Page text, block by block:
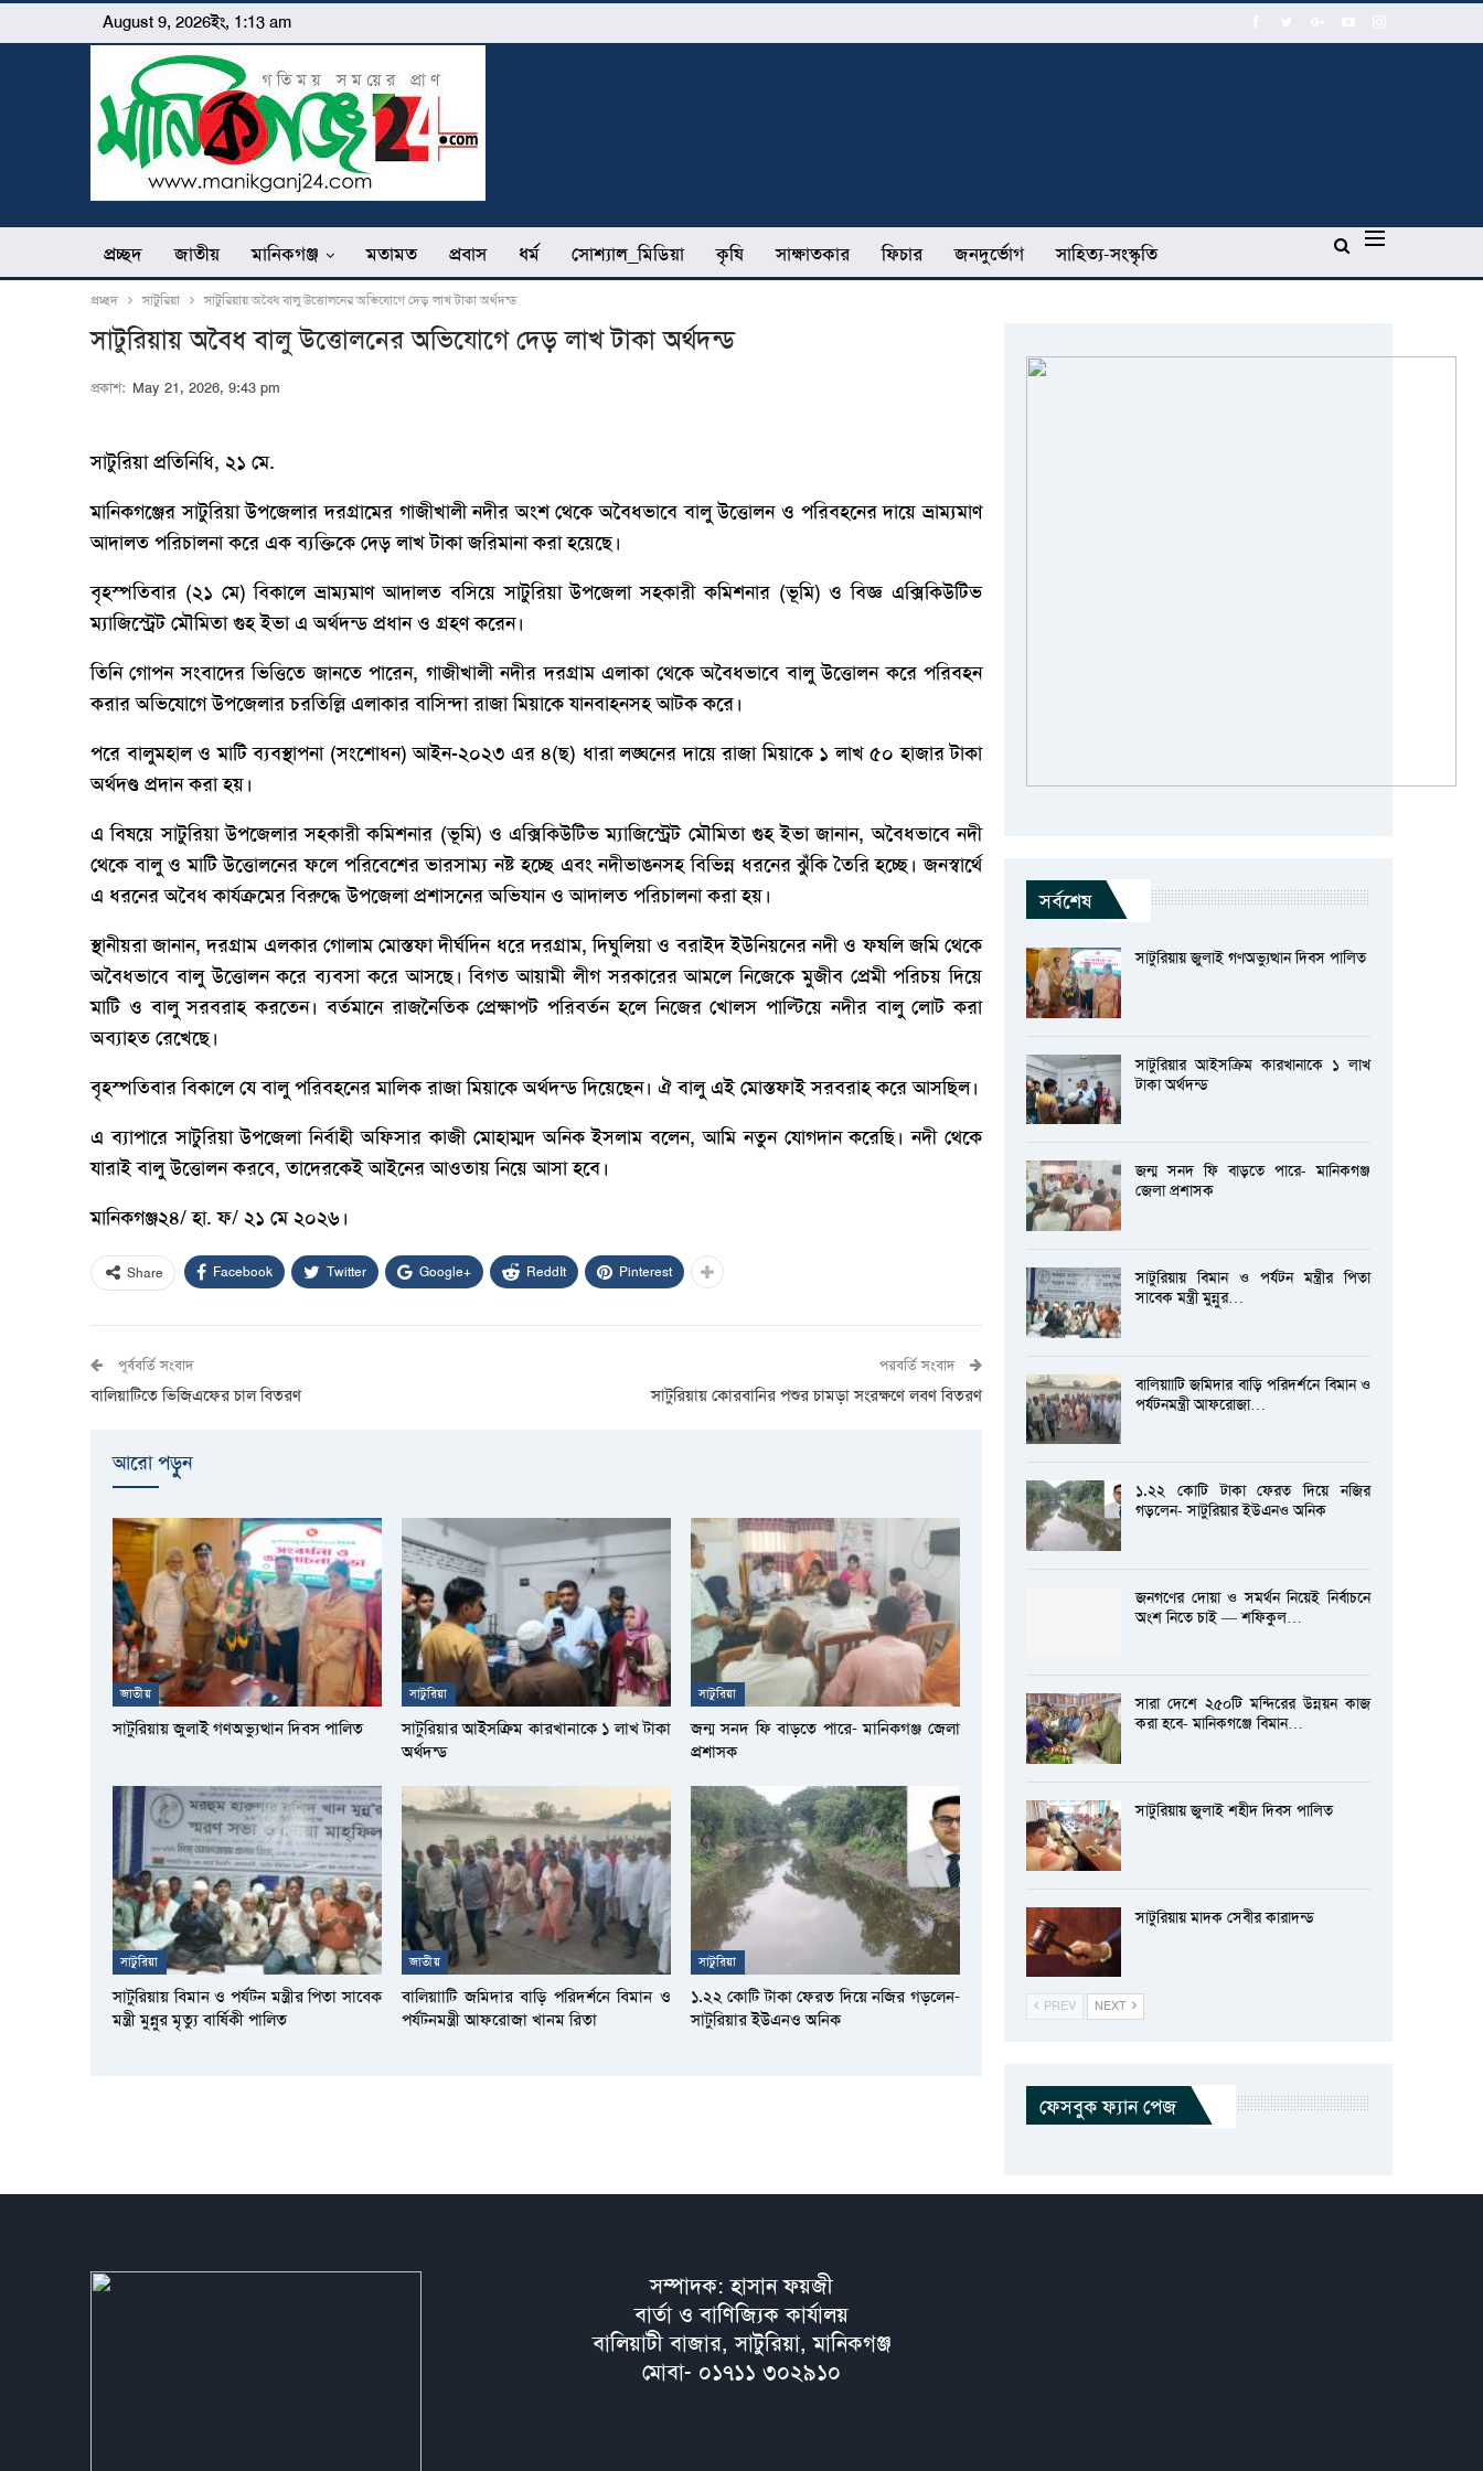
August 9, 2026ইং, 1:13 am
প্রচ্ছদ জাতীয় মানিকগঞ্জ মতামত প্রবাস ধর্ম সোশ্যাল_মিডিয়া কৃষি সাক্ষাতকার ফিচার জনদুর্ভোগ সাহিত্য-সংস্কৃতি
প্রচ্ছদ সাটুরিয়া সাটুরিয়ায় অবৈধ বালু উত্তোলনের অভিযোগে দেড় লাখ টাকা অর্থদন্ড
সাটুরিয়ায় অবৈধ বালু উত্তোলনের অভিযোগে দেড় লাখ টাকা অর্থদন্ড
প্রকাশ: May 21, 2026, 9:43 pm
সাটুরিয়া প্রতিনিধি, ২১ মে.
মানিকগঞ্জের সাটুরিয়া উপজেলার দরগ্রামের গাজীখালী নদীর অংশ থেকে অবৈধভাবে বালু উত্তোলন ও পরিবহনের দায়ে ভ্রাম্যমাণ
আদালত পরিচালনা করে এক ব্যক্তিকে দেড় লাখ টাকা জরিমানা করা হয়েছে।
বৃহস্পতিবার (২১ মে) বিকালে ভ্রাম্যমাণ আদালত বসিয়ে সাটুরিয়া উপজেলা সহকারী কমিশনার (ভূমি) ও বিজ্ঞ এক্সিকিউটিভ
ম্যাজিস্ট্রেট মৌমিতা গুহ ইভা এ অর্থদন্ড প্রধান ও গ্রহণ করেন।
তিনি গোপন সংবাদের ভিত্তিতে জানতে পারেন, গাজীখালী নদীর দরগ্রাম এলাকা থেকে অবৈধভাবে বালু উত্তোলন করে পরিবহন
করার অভিযোগে উপজেলার চরতিল্লি এলাকার বাসিন্দা রাজা মিয়াকে যানবাহনসহ আটক করে।
পরে বালুমহাল ও মাটি ব্যবস্থাপনা (সংশোধন) আইন-২০২৩ এর ৪(ছ) ধারা লঙ্ঘনের দায়ে রাজা মিয়াকে ১ লাখ ৫০ হাজার টাকা
অর্থদণ্ড প্রদান করা হয়।
এ বিষয়ে সাটুরিয়া উপজেলার সহকারী কমিশনার (ভূমি) ও এক্সিকিউটিভ ম্যাজিস্ট্রেট মৌমিতা গুহ ইভা জানান, অবৈধভাবে নদী
থেকে বালু ও মাটি উত্তোলনের ফলে পরিবেশের ভারসাম্য নষ্ট হচ্ছে এবং নদীভাঙনসহ বিভিন্ন ধরনের ঝুঁকি তৈরি হচ্ছে। জনস্বার্থে
এ ধরনের অবৈধ কার্যক্রমের বিরুদ্ধে উপজেলা প্রশাসনের অভিযান ও আদালত পরিচালনা করা হয়।
স্থানীয়রা জানান, দরগ্রাম এলকার গোলাম মোস্তফা দীর্ঘদিন ধরে দরগ্রাম, দিঘুলিয়া ও বরাইদ ইউনিয়নের নদী ও ফষলি জমি থেকে
অবৈধভাবে বালু উত্তোলন করে ব্যবসা করে আসছে। বিগত আয়ামী লীগ সরকারের আমলে নিজেকে মুজীব প্রেমী পরিচয় দিয়ে
মাটি ও বালু সরবরাহ করতেন। বর্তমানে রাজনৈতিক প্রেক্ষাপট পরিবর্তন হলে নিজের খোলস পাল্টিয়ে নদীর বালু লোট করা
অব্যাহত রেখেছে।
বৃহস্পতিবার বিকালে যে বালু পরিবহনের মালিক রাজা মিয়াকে অর্থদন্ড দিয়েছেন। ঐ বালু এই মোস্তফাই সরবরাহ করে আসছিল।
এ ব্যাপারে সাটুরিয়া উপজেলা নির্বাহী অফিসার কাজী মোহাম্মদ অনিক ইসলাম বলেন, আমি নতুন যোগদান করেছি। নদী থেকে
যারাই বালু উত্তোলন করবে, তাদেরকেই আইনের আওতায় নিয়ে আসা হবে।
মানিকগঞ্জ২৪/ হা. ফ/ ২১ মে ২০২৬।
Share Facebook Twitter Google+ ReddIt Pinterest
পূর্ববর্তি সংবাদ
বালিয়াটিতে ভিজিএফের চাল বিতরণ
পরবর্তি সংবাদ
সাটুরিয়ায় কোরবানির পশুর চামড়া সংরক্ষণে লবণ বিতরণ
আরো পড়ুুন
জাতীয়
সাটুরিয়ায় জুলাই গণঅভ্যুত্থান দিবস পালিত
সাটুরিয়া
সাটুরিয়ার আইসক্রিম কারখানাকে ১ লাখ টাকা
অর্থদন্ড
সাটুরিয়া
জন্ম সনদ ফি বাড়তে পারে- মানিকগঞ্জ জেলা
প্রশাসক
সাটুরিয়া
সাটুরিয়ায় বিমান ও পর্যটন মন্ত্রীর পিতা সাবেক
মন্ত্রী মুন্নুর মৃত্যু বার্ষিকী পালিত
জাতীয়
বালিয়াাটি জমিদার বাড়ি পরিদর্শনে বিমান ও
পর্যটনমন্ত্রী আফরোজা খানম রিতা
সাটুরিয়া
১.২২ কোটি টাকা ফেরত দিয়ে নজির গড়লেন-
সাটুরিয়ার ইউএনও অনিক
সর্বশেষ
সাটুরিয়ায় জুলাই গণঅভ্যুত্থান দিবস পালিত
সাটুরিয়ার আইসক্রিম কারখানাকে ১ লাখ
টাকা অর্থদন্ড
জন্ম সনদ ফি বাড়তে পারে- মানিকগঞ্জ
জেলা প্রশাসক
সাটুরিয়ায় বিমান ও পর্যটন মন্ত্রীর পিতা
সাবেক মন্ত্রী মুন্নুর…
বালিয়াাটি জমিদার বাড়ি পরিদর্শনে বিমান ও
পর্যটনমন্ত্রী আফরোজা…
১.২২ কোটি টাকা ফেরত দিয়ে নজির
গড়লেন- সাটুরিয়ার ইউএনও অনিক
জনগণের দোয়া ও সমর্থন নিয়েই নির্বাচনে
অংশ নিতে চাই — শফিকুল…
সারা দেশে ২৫০টি মন্দিরের উন্নয়ন কাজ
করা হবে- মানিকগঞ্জে বিমান…
সাটুরিয়ায় জুলাই শহীদ দিবস পালিত
সাটুরিয়ায় মাদক সেবীর কারাদন্ড
PREV NEXT
ফেসবুক ফ্যান পেজ
সম্পাদক: হাসান ফয়জী
বার্তা ও বাণিজ্যিক কার্যালয়
বালিয়াটী বাজার, সাটুরিয়া, মানিকগঞ্জ
মোবা- ০১৭১১ ৩০২৯১০